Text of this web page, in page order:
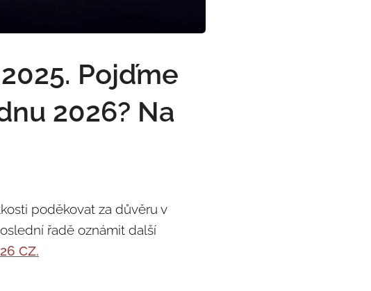
Pojďme
2026? Na
poděkovat za důvěru v
řadě oznámit další
CZ.